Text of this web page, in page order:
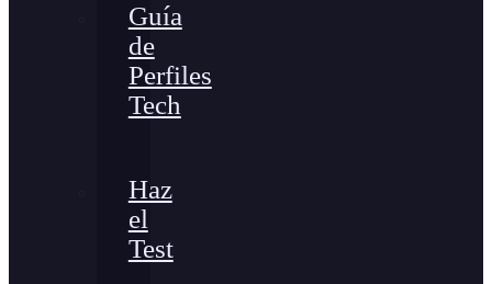
Guía
de
Perfiles
Tech
Haz
el
Test